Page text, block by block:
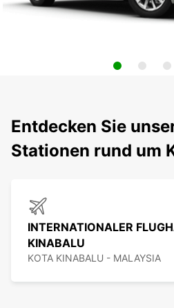
Entdecken Sie
Stationen rund um
INTERNATIONALER
KINABALU
KOTA KINABALU - MALAYSIA